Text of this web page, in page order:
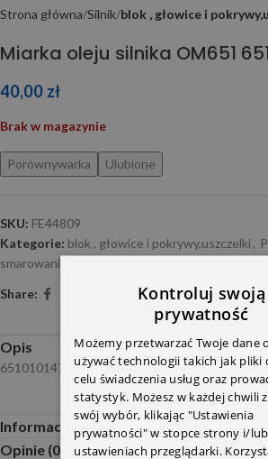
Strona główna Silnik blok , głowice i
Miarka oleju silnika OM651
40,00 zł
Brak w magazynie
Porównywarka Ulubione
SKU: FE44809
Kategorie: blok , głowice i pokrywy,uszczelki,
smarowania
Share:
Opis
6510101472
Informacje dodatkowe
Opinie (0)
Kontroluj swoją
prywatność
Możemy przetwarzać Twoje dane
używać technologii takich jak pliki
celu świadczenia usług oraz
statystyk. Możesz w każdej chwili
swój wybór, klikając "Ustawienia
prywatności" w stopce strony i/
ustawieniach przeglądarki.